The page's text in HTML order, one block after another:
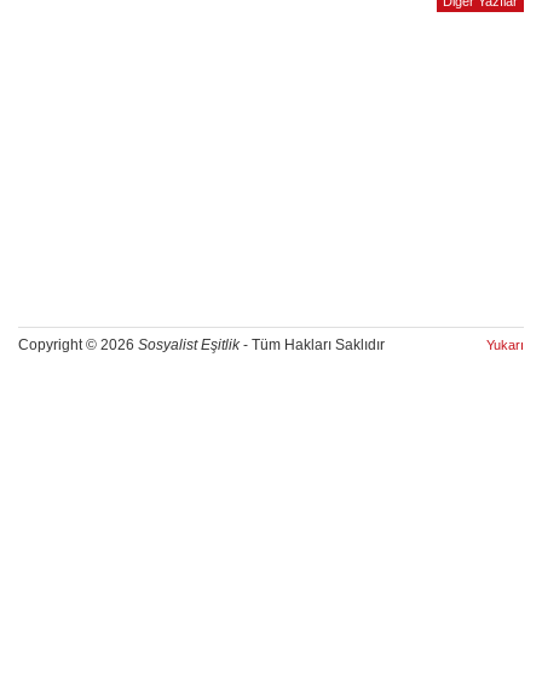
Copyright © 2026 Sosyalist Eşitlik- Tüm Hakları Saklıdır Yukarı